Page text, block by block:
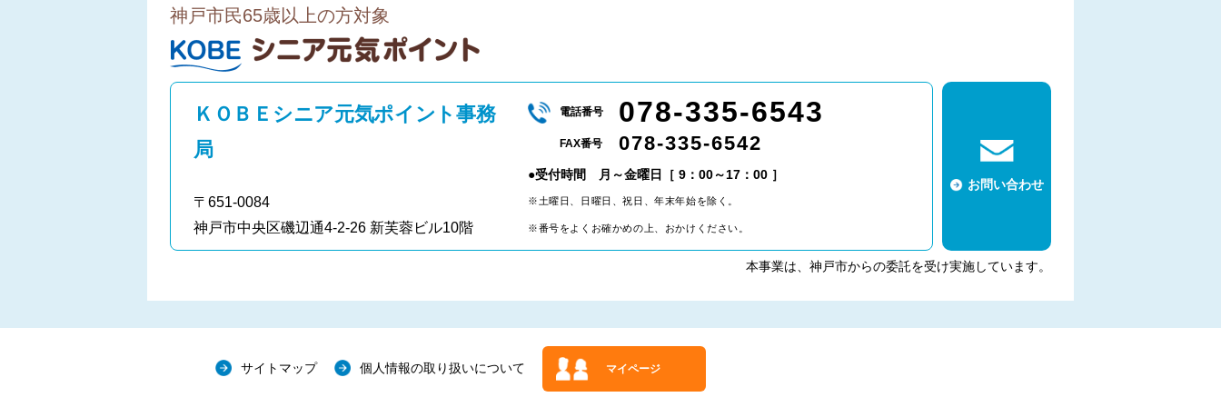
神戸市民65歳以上の方対象
ＫＯＢＥシニア元気ポイント
ＫＯＢＥシニア元気ポイント事務
局
〒651-0084
神戸市中央区磯辺通4-2-26 新芙蓉ビル10階
電話番号 078-335-6543
FAX番号 078-335-6542
●受付時間 月～金曜日［ 9：00～17：00 ］
※土曜日、日曜日、祝日、年末年始を除く。
※番号をよくお確かめの上、おかけください。
お問い合わせ
本事業は、神戸市からの委託を受け実施しています。
サイトマップ 個人情報の取り扱いについて マイページ